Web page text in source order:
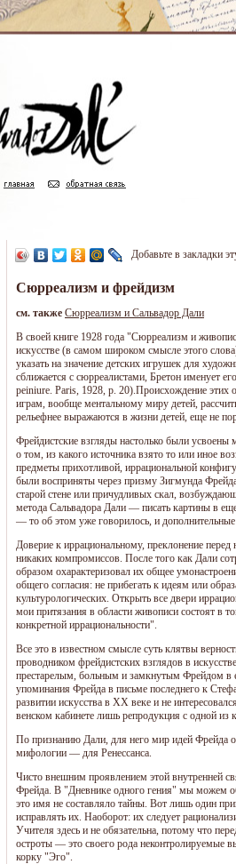
Добавьте в закладки
Сюрреализм и фрейдизм
см. также Сюрреализм и Сальвадор Дали
В своей книге 1928 года "Сюрреализм и
искусстве (в самом широком смысле этого
указать на значение детских игрушек для
сближается с сюрреалистами, Бретон именует
peiniure. Paris, 1928, p. 20).Происхождение этих
играм, вообще ментальному миру детей,
рельефнее выражаются в жизни детей, еще не
Фрейдистские взгляды настолько были
о том, из какого источника взято то или иное
предметы прихотливой, иррациональной
были восприняты через призму Зигмунда
старой стене или причудливых скал,
метода Сальвадора Дали — писать картины в
— то об этом уже говорилось, и
Доверие к иррациональному, преклонение
никаких компромиссов. После того как Дали
образом охарактеризовал их общее
общего согласия: не прибегать к идеям или
культурологических. Открыть все двери
мои притязания в области живописи состоят в
конкретной иррациональности".
Все это в известном смысле суть клятвы
проводником фрейдистских взглядов в
престарелым, больным и замкнутым Фрейдом в
упоминания Фрейда в письме последнего к
развитии искусства в XX веке и не
венском кабинете лишь репродукция с одной из
По признанию Дали, для него мир идей Фрейда
мифологии — для Ренессанса.
Чисто внешним проявлением этой внутренней
Фрейда. В "Дневнике одного гения" мы можем
это имя не составляло тайны. Вот лишь один
исправлять их. Наоборот: их следует
Учителя здесь и не обязательна, потому что
остроты — это своего рода неконтролируемые
корку "Эго".